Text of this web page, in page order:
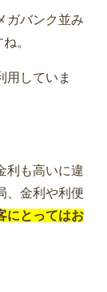
ガバンク並み
。
用していま
利も高いに違
、金利や利便
にとってはお